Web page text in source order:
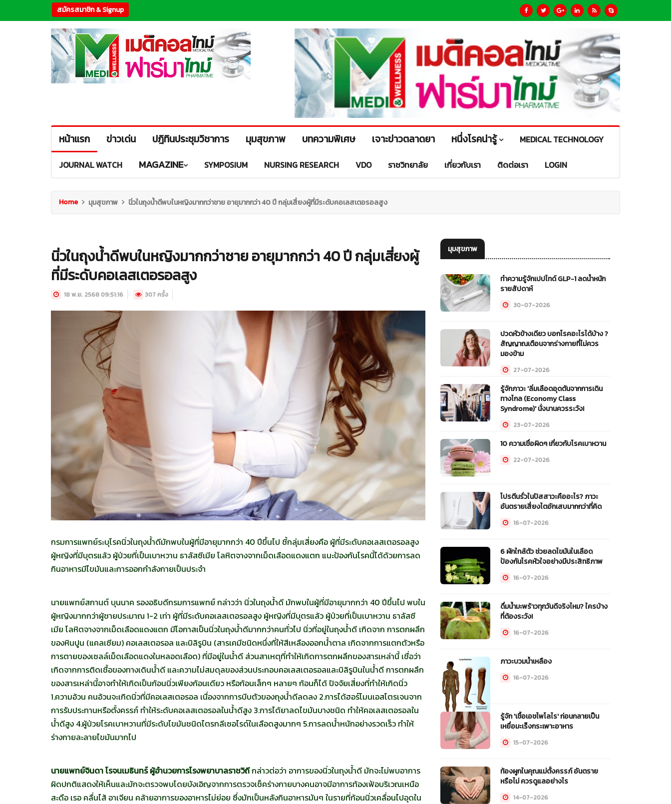
สมัครสมาชิก & Signup
หน้าแรก ข่าวเด่น ปฎิทินประชุมวิชาการ มุมสุขภาพ บทความพิเศษ เจาะข่าวตลาดยา หนึ่งโรคน่ารู้ MEDICAL TECHNOLOGY
JOURNAL WATCH MAGAZINE SYMPOSIUM NURSING RESEARCH VDO ราชวิทยาลัย เกี่ยวกับเรา ติดต่อเรา LOGIN
Home มุมสุขภาพ นิ่วในถุงน้ำดีพบในหญิงมากกว่าชาย อายุมากกว่า 40 ปี กลุ่มเสี่ยงผู้ที่มีระดับคอเลสเตอรอลสูง
นิ่วในถุงน้ำดีพบในหญิงมากกว่าชาย อายุมากกว่า 40 ปี กลุ่มเสี่ยงผู้
ที่มีระดับคอเลสเตอรอลสูง
18 พ.ย. 2568 09:51:16 307 ครั้ง
กรมการแพทย์ระบุโรคนิ่วในถุงน้ำดีมักพบในผู้ที่มีอายุมากกว่า 40 ปีขึ้นไป ชี้กลุ่มเสี่ยงคือ ผู้ที่มีระดับคอเลสเตอรอลสูง
ผู้หญิงที่มีบุตรแล้ว ผู้ป่วยที่เป็นเบาหวาน ธาลัสซีเมีย โลหิตจางจากเม็ดเลือดแดงแตก แนะป้องกันโรคนี้ได้ด้วยการลด
กินอาหารมีไขมันและการออกกำลังกายเป็นประจำ
นายแพทย์สกานต์ บุนนาค รองอธิบดีกรมการแพทย์ กล่าวว่า นิ่วในถุงน้ำดี มักพบในผู้ที่มีอายุมากกว่า 40 ปีขึ้นไป พบใน
ผู้หญิงมากกว่าผู้ชายประมาณ 1-2 เท่า ผู้ที่มีระดับคอเลสเตอรอลสูง ผู้หญิงที่มีบุตรแล้ว ผู้ป่วยที่เป็นเบาหวาน ธาลัสซี
เมีย โลหิตจางจากเม็ดเลือดแดงแตก มีโอกาสเป็นนิ่วในถุงน้ำดีมากกว่าคนทั่วไป นิ่วที่อยู่ในถุงน้ำดี เกิดจาก การตกผลึก
ของหินปูน (แคลเซียม) คอเลสเตอรอล และบิลิรูบิน (สารเคมีชนิดหนึ่งที่ให้สีเหลืองออกน้ำตาล เกิดจากการแตกตัวหรือ
การตายของเซลล์เม็ดเลือดแดงในหลอดเลือด) ที่มีอยู่ในน้ำดี ส่วนสาเหตุที่ทำให้เกิดการตกผลึกของสารเหล่านี้ เชื่อว่า
เกิดจากการติดเชื้อของทางเดินน้ำดี และความไม่สมดุลของส่วนประกอบคอเลสเตอรอลและบิลิรูบินในน้ำดี การตกผลึก
ของสารเหล่านี้อาจทำให้เกิดเป็นก้อนนิ่วเพียงก้อนเดียว หรือก้อนเล็กๆ หลายๆ ก้อนก็ได้ ปัจจัยเสี่ยงที่ทำให้เกิดนิ่ว
1.ความอ้วน คนอ้วนจะเกิดนิ่วที่มีคอเลสเตอรอล เนื่องจากการบีบตัวของถุงน้ำดีลดลง 2.การได้ฮอร์โมนเอสโตรเจนจาก
การรับประทานหรือตั้งครรภ์ ทำให้ระดับคอเลสเตอรอลในน้ำดีสูง 3.การได้ยาลดไขมันบางชนิด ทำให้คอเลสเตอรอลใน
น้ำดีสูง 4.ผู้ป่วยโรคเบาหวานที่มีระดับไขมันชนิดไตรกลีเซอไรด์ในเลือดสูงมากๆ 5.การลดน้ำหนักอย่างรวดเร็ว ทำให้
ร่างกายละลายไขมันมากไป
นายแพทย์จินดา โรจนเมธินทร์ ผู้อำนวยการโรงพยาบาลราชวิถีกล่าวต่อว่า อาการของนิ่วในถุงน้ำดี มักจะไม่พบอาการ
ผิดปกติแสดงให้เห็นและมักจะตรวจพบโดยบังเอิญจากการตรวจเช็คร่างกายบางคนอาจมีอาการท้องเฟ้อบริเวณเหนือ
สะดือ เรอ คลื่นไส้ อาเจียน คล้ายอาการของอาหารไม่ย่อย ซึ่งมักเป็นหลังกินอาหารมันๆ ในรายที่ก้อนนิ่วเคลื่อนไปอุดใน
มุมสุขภาพ
ทำความรู้จักเปปไทด์ GLP-1 ลดน้ำหนัก
รายสัปดาห์
30-07-2026
ปวดหัวข้างเดียว บอกโรคอะไรได้บ้าง ?
สัญญาณเตือนจากร่างกายที่ไม่ควร
มองข้าม
27-07-2026
รู้จักภาวะ 'ลิ่มเลือดอุดตันจากการเดิน
ทางไกล (Economy Class
Syndrome)' นั่งนานควรระวัง!
23-07-2026
10 ความเชื่อผิดๆ เกี่ยวกับโรคเบาหวาน
22-07-2026
โปรตีนรั่วในปัสสาวะคืออะไร? ภาวะ
อันตรายเสี่ยงไตอักเสบมากกว่าที่คิด
16-07-2026
6 ผักใกล้ตัว ช่วยลดไขมันในเลือด
ป้องกันโรคหัวใจอย่างมีประสิทธิภาพ
16-07-2026
ดื่มน้ำมะพร้าวทุกวันดีจริงไหม? ใครบ้าง
ที่ต้องระวัง!
16-07-2026
ภาวะบวมน้ำเหลือง
16-07-2026
รู้จัก 'เชื้อเอชไพโลไร' ก่อนกลายเป็น
เหยื่อมะเร็งกระเพาะอาหาร
15-07-2026
ท้องผูกในคุณแม่ตั้งครรภ์ อันตราย
หรือไม่ ควรดูแลอย่างไร
14-07-2026